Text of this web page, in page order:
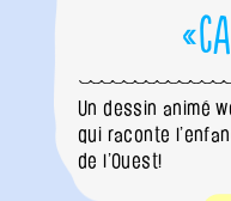
Un dessin animé
qui raconte
de l’Ouest!